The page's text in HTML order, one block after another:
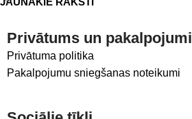
Privātums un pakalpojumi
Privātuma politika
Pakalpojumu sniegšanas noteikumi